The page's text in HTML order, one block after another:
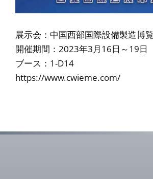
展示会：中国西部国際設備製造博
開催期間：2023年3月16日～19日
ブース：1-D14
https://www.cwieme.com/